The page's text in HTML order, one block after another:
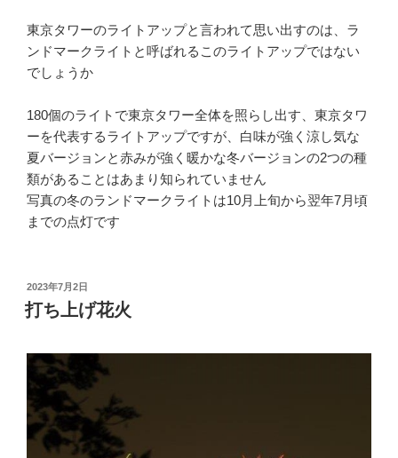
東京タワーのライトアップと言われて思い出すのは、ラ
ンドマークライトと呼ばれるこのライトアップではない
でしょうか
180個のライトで東京タワー全体を照らし出す、東京タワ
ーを代表するライトアップですが、白味が強く涼し気な
夏バージョンと赤みが強く暖かな冬バージョンの2つの種
類があることはあまり知られていません
写真の冬のランドマークライトは10月上旬から翌年7月頃
までの点灯です
投
稿
日:
2023年7月2日
打ち上げ花火